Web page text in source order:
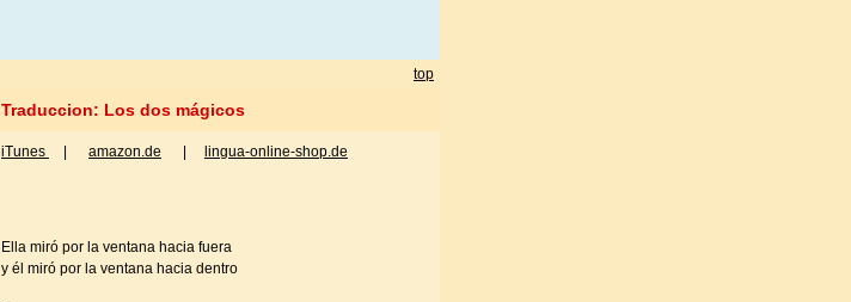
top
Traduccion: Los dos mágicos
iTunes amazon.de lingua-online-shop.de
Ella miró por la ventana hacia fuera
y él miró por la ventana hacia dentro